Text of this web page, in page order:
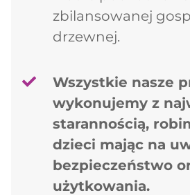
zbilansowanej
drzewnej.
Wszystkie nasze
wykonujemy z
starannością,
dzieci mając na
bezpieczeństwo
użytkowania.